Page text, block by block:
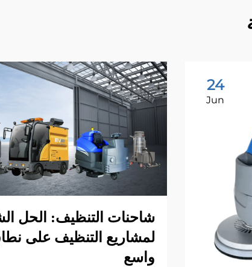
24
Jun
شاحنات التنظيف: الحل
لمشاريع التنظيف على
واسع